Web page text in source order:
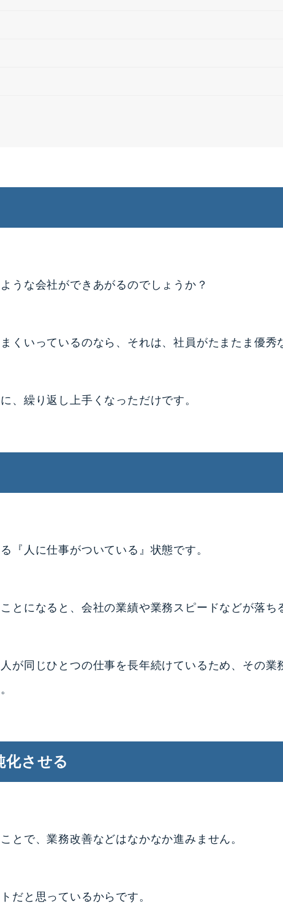
うな会社ができあがるのでしょうか？
くいっているのなら、それは、社員がたまたま優秀
、繰り返し上手くなっただけです。
『人に仕事がついている』状態です。
とになると、会社の業績や業務スピードなどが落ち
が同じひとつの仕事を長年続けているため、その
化させる
とで、業務改善などはなかなか進みません。
だと思っているからです。